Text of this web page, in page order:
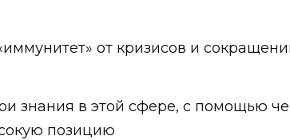
от кризисов и
знания в этой сфере, с помощью
позицию